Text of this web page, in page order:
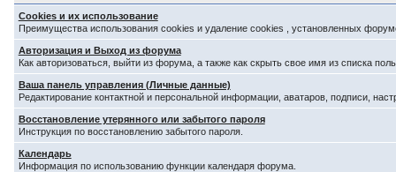
Cookies и их использование
Преимущества использования cookies и удаление cookies , установленных
Авторизация и Выход из форума
Как авторизоваться, выйти из форума, а также как скрыть свое имя из списка
Ваша панель управления (Личные данные)
Редактирование контактной и персональной информации, аватаров, подписи,
Восстановление утерянного или забытого пароля
Инструкция по восстановлению забытого пароля.
Календарь
Информация по использованию функции календаря форума.